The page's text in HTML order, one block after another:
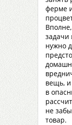
ферме
нужно
вещь, и
в
не
товар.